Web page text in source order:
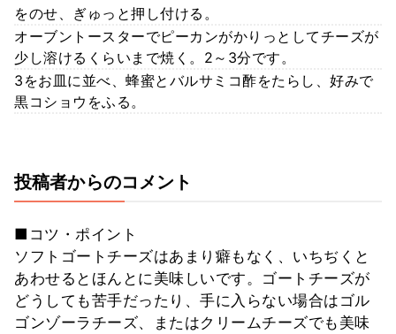
をのせ、ぎゅっと押し付ける。
オーブントースターでピーカンがかりっとしてチーズが
少し溶けるくらいまで焼く。2～3分です。
3をお皿に並べ、蜂蜜とバルサミコ酢をたらし、好みで
黒コショウをふる。
投稿者からのコメント
■コツ・ポイント
ソフトゴートチーズはあまり癖もなく、いちぢくと
あわせるとほんとに美味しいです。ゴートチーズが
どうしても苦手だったり、手に入らない場合はゴル
ゴンゾーラチーズ、またはクリームチーズでも美味